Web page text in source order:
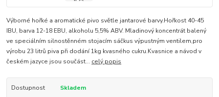
Výborné hořké a aromatické pivo světle jantarové barvy.Hořkost 40-45
IBU, barva 12-18 EBU, alkoholu 5,5% ABV. Mladinový koncentrát balený
ve speciálním silnostěnném stojacím sáčkus výpustným ventilem,pro
výrobu 23 litrů piva při dodání 1kg kvasného cukru.Kvasnice a návod v
českém jazyce jsou součást... celý popis
Dostupnost
Skladem